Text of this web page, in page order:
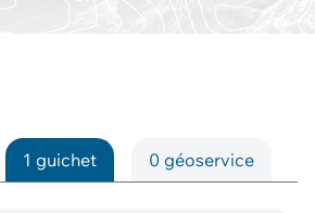
1 guichet 0 géoservice